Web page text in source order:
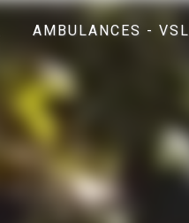
AMBULANCES - VSL